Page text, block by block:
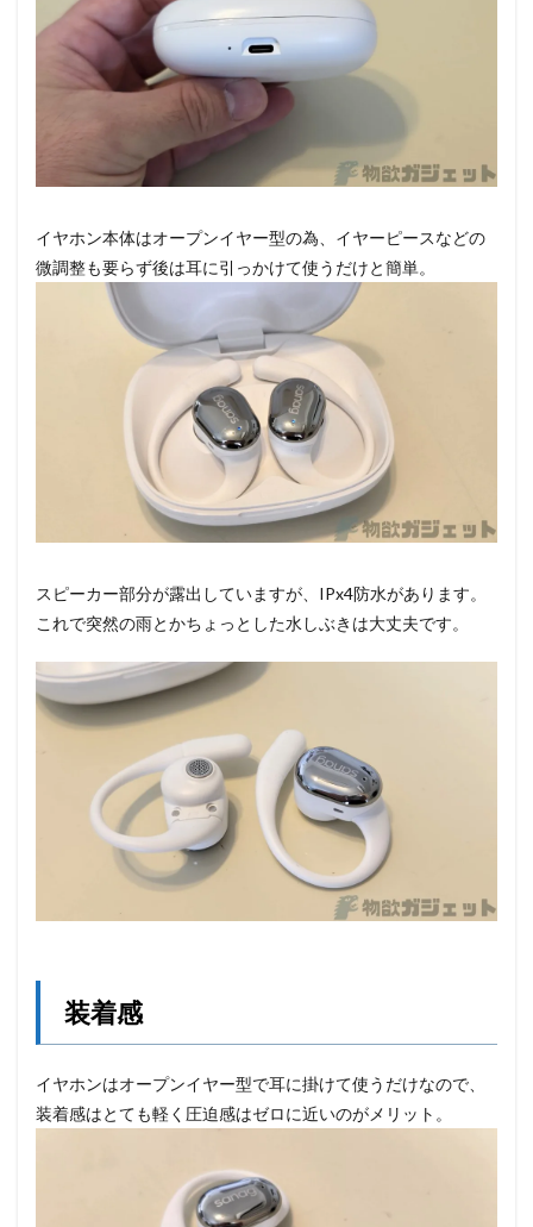
イヤホン本体はオープンイヤー型の為、イヤーピースなどの
微調整も要らず後は耳に引っかけて使うだけと簡単。
スピーカー部分が露出していますが、IPx4防水があります。
これで突然の雨とかちょっとした水しぶきは大丈夫です。
装着感
イヤホンはオープンイヤー型で耳に掛けて使うだけなので、
装着感はとても軽く圧迫感はゼロに近いのがメリット。